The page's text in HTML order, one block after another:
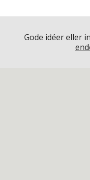
Gode idéer eller